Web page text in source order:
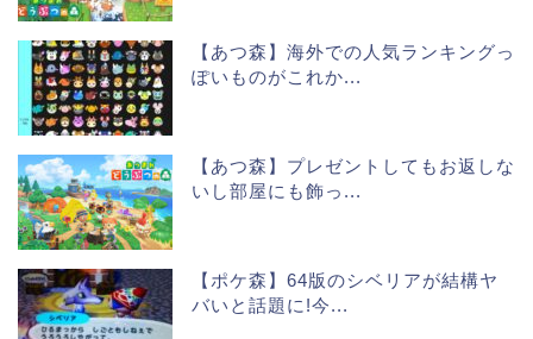
【あつ森】海外での人気ランキングっ
ぽいものがこれか...
【あつ森】プレゼントしてもお返しな
いし部屋にも飾っ...
【ポケ森】64版のシベリアが結構ヤ
バいと話題に!今...